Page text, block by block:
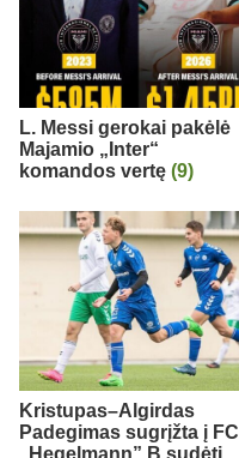
L. Messi gerokai pakėlė
Majamio „Inter“
komandos vertę (9)
Kristupas–Algirdas
Padegimas sugrįžta į FC
„Hegelmann” B sudėtį